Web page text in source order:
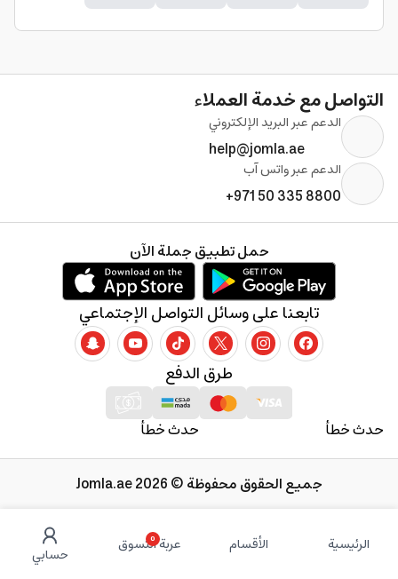
الرئيسية الأقسام 0
عربة التسوق حسابي
التواصل مع خدمة العملاء
الدعم عبر البريد الإلكتروني
help@jomla.ae
الدعم عبر واتس آب
+971 50 335 8800
حدث خطأ حدث خطأ
طرق الدفع
تابعنا على وسائل التواصل الإجتماعي
حمل تطبيق جملة الآن
جميع الحقوق محفوظة © 2026 Jomla.ae